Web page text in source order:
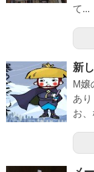
て...
新
M嬢
あ
お